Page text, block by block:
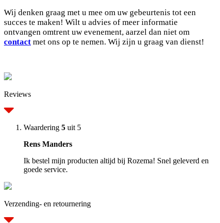
Wij denken graag met u mee om uw gebeurtenis tot een
succes te maken! Wilt u advies of meer informatie
ontvangen omtrent uw evenement, aarzel dan niet om
contact met ons op te nemen. Wij zijn u graag van dienst!
Reviews
Waardering 5 uit 5
Rens Manders
Ik bestel mijn producten altijd bij Rozema! Snel geleverd en
goede service.
Verzending- en retournering